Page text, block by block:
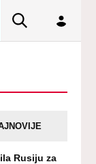
Rusiju za